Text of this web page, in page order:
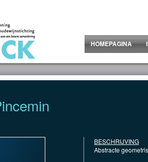
HOMEPAGINA
BESCHRIJVING
Abstracte